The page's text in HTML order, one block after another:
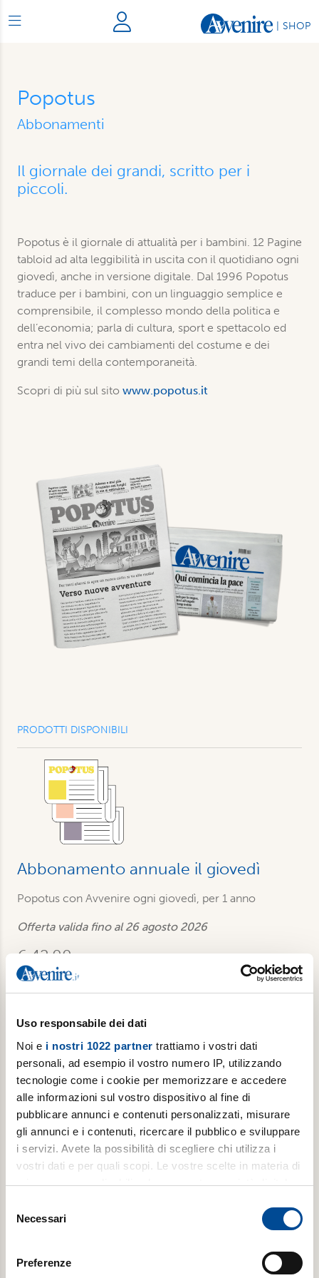
Uso responsabile dei dati
Noi e i nostri 1022 partner trattiamo i vostri dati
personali, ad esempio il vostro numero IP, utilizzando
tecnologie come i cookie per memorizzare e accedere
alle informazioni sul vostro dispositivo al fine di
pubblicare annunci e contenuti personalizzati, misurare
gli annunci e i contenuti, ricercare il pubblico e sviluppare
i servizi. Avete la possibilità di scegliere chi utilizza i
vostri dati e per quali scopi. Le vostre scelte in materia di
privacy sono applicabili solo su questa proprietà digitale
modificare o revocare il proprio consenso in qualsiasi
momento dalla Dichiarazione sui cookie o facendo clic
delNecessari
Preferenze
SHOP
Popotus
Abbonamenti
Il giornale dei grandi, scritto per i
piccoli.
Popotus è il giornale di attualità per i bambini. 12 Pagine
tabloid ad alta leggibilità in uscita con il quotidiano ogni
giovedì, anche in versione digitale. Dal 1996 Popotus
traduce per i bambini, con un linguaggio semplice e
comprensibile, il complesso mondo della politica e
dell’economia; parla di cultura, sport e spettacolo ed
entra nel vivo dei cambiamenti del costume e dei
grandi temi della contemporaneità.
Scopri di più sul sito www.popotus.it
PRODOTTI DISPONIBILI
Abbonamento annuale il giovedì
Popotus con Avvenire ogni giovedì, per 1 anno
Offerta valida fino al 26 agosto 2026
€ 42,00
€ 78,00
Abbonamento scuola il giovedì
nella pausa estiva)
€ 66,00